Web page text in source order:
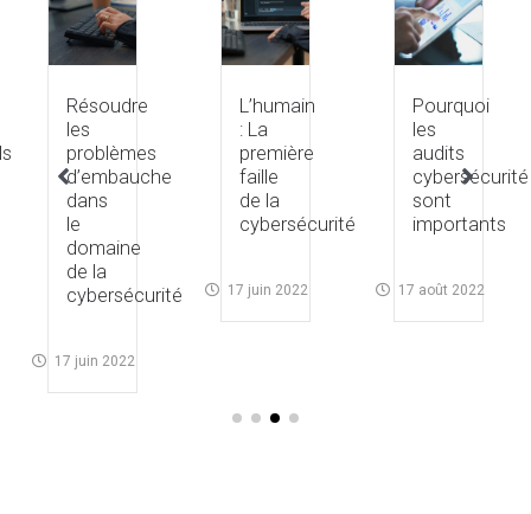
Résoudre
les
problèmes
d’embauche
dans
le
domaine
de la
cybersécurité
17 juin 2022
L’humain
: La
première
faille
de la
cybersécurité​
17 juin 2022
Pourquoi
les
audits
cybersécurité
sont
importants​
17 août 2022